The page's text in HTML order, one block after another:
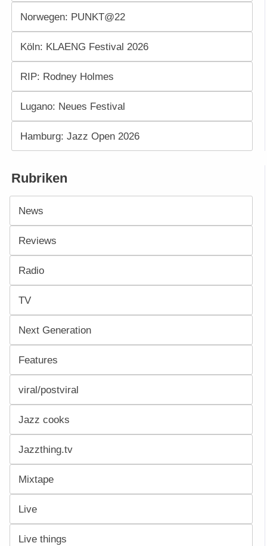
Norwegen: PUNKT@22
Köln: KLAENG Festival 2026
RIP: Rodney Holmes
Lugano: Neues Festival
Hamburg: Jazz Open 2026
Rubriken
News
Reviews
Radio
TV
Next Generation
Features
viral/postviral
Jazz cooks
Jazzthing.tv
Mixtape
Live
Live things